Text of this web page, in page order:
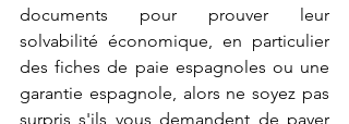
documents pour prouver leur
solvabilité économique, en particulier
des fiches de paie espagnoles ou une
garantie espagnole, alors ne soyez pas
surpris s'ils vous demandent de payer